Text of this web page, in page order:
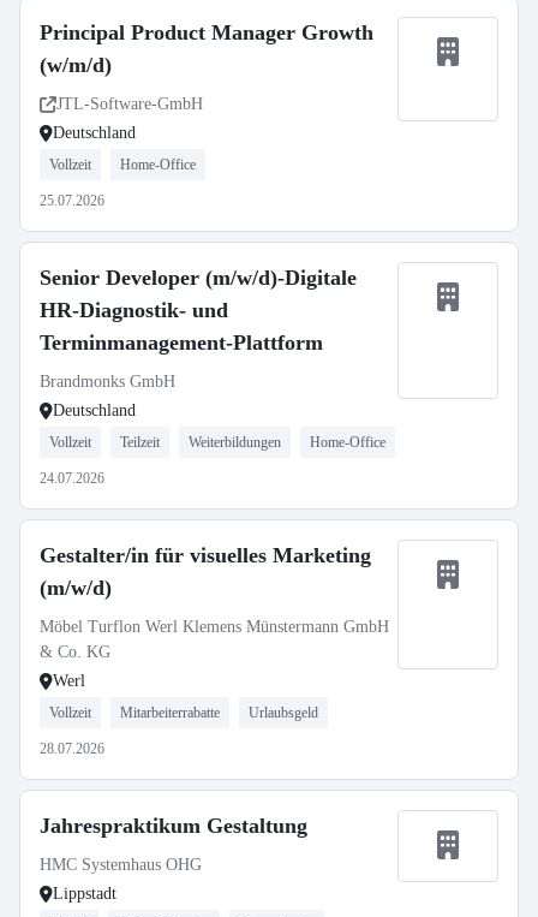
Principal Product Manager Growth
(w/m/d)
JTL-Software-GmbH
Deutschland
Vollzeit Home-Office
25.07.2026
Senior Developer (m/w/d)-Digitale
HR-Diagnostik- und
Terminmanagement-Plattform
Brandmonks GmbH
Deutschland
Vollzeit Teilzeit Weiterbildungen Home-Office
24.07.2026
Gestalter/in für visuelles Marketing
(m/w/d)
Möbel Turflon Werl Klemens Münstermann GmbH
& Co. KG
Werl
Vollzeit Mitarbeiterrabatte Urlaubsgeld
28.07.2026
Jahrespraktikum Gestaltung
HMC Systemhaus OHG
Lippstadt